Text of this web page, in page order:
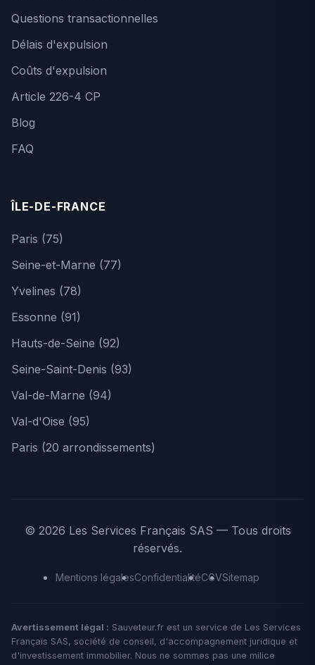
Questions transactionnelles
Délais d'expulsion
Coûts d'expulsion
Article 226-4 CP
Blog
FAQ
ÎLE-DE-FRANCE
Paris (75)
Seine-et-Marne (77)
Yvelines (78)
Essonne (91)
Hauts-de-Seine (92)
Seine-Saint-Denis (93)
Val-de-Marne (94)
Val-d'Oise (95)
Paris (20 arrondissements)
© 2026 Les Services Français SAS — Tous droits
réservés.
Mentions légalesConfidentialitéCGVSitemap
Avertissement légal : Sauveteur.fr est un service de Les Services
Français SAS, société de conseil, d'accompagnement juridique et
d'investissement immobilier. Nous ne sommes pas une milice